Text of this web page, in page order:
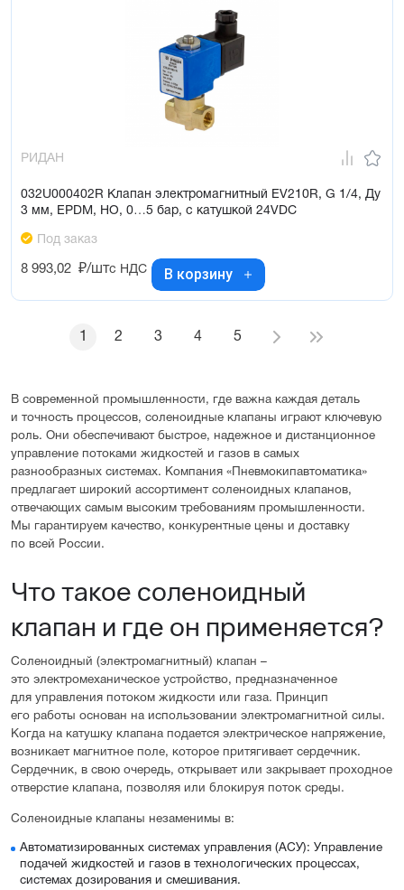
РИДАН
032U000402R Клапан электромагнитный EV210R, G 1/4, Ду
3 мм, EPDM, НО, 0…5 бар, с катушкой 24VDC
Под заказ
8 993,02 ₽/штс НДС В корзину
1 2 3 4 5
В современной промышленности, где важна каждая деталь
и точность процессов, соленоидные клапаны играют ключевую
роль. Они обеспечивают быстрое, надежное и дистанционное
управление потоками жидкостей и газов в самых
разнообразных системах. Компания «Пневмокипавтоматика»
предлагает широкий ассортимент соленоидных клапанов,
отвечающих самым высоким требованиям промышленности.
Мы гарантируем качество, конкурентные цены и доставку
по всей России.
Что такое соленоидный
клапан и где он применяется?
Соленоидный (электромагнитный) клапан –
это электромеханическое устройство, предназначенное
для управления потоком жидкости или газа. Принцип
его работы основан на использовании электромагнитной силы.
Когда на катушку клапана подается электрическое напряжение,
возникает магнитное поле, которое притягивает сердечник.
Сердечник, в свою очередь, открывает или закрывает проходное
отверстие клапана, позволяя или блокируя поток среды.
Соленоидные клапаны незаменимы в:
Автоматизированных системах управления (АСУ): Управление
подачей жидкостей и газов в технологических процессах,
системах дозирования и смешивания.